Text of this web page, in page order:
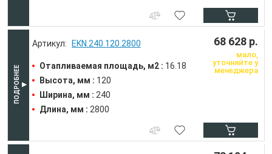
EKN.240.120.2800
Отапливаемая площадь, м2 : 16.18
Высота, мм : 120
Ширина, мм : 240
Длина, мм : 2800
68 628 р.
мало,
уточняйте у
менеджера